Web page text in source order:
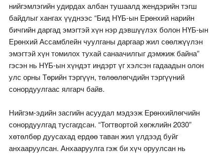
нийгэмлэгийн удирдах албан тушаалд жендэрийн тэгш
байдлыг хангах үүднээс “Бид НҮБ-ын Ерөнхий нарийн
бичгийн даргад эмэгтэй хүн нэр дэвшүүлэх болон НҮБ-ын
Ерөнхий Ассамблейн чуулганы даргаар жил сөөлжүүлэн
эмэгтэй хүн томилох тухай санаачилгыг дэмжиж байна”
гэсэн нь НҮБ-ын хүндэт индэрт үг хэлсэн гадаадын олон
улс орны Төрийн тэргүүн, төлөөлөгчдийн тэргүүний
сонордуулгаас ялгарч байв.
Нийгэм-эдийн засгийн асуудал мэдээж Ерөнхийлөгчийн
сонордуулгад тусгагдсан. “Тогтвортой хөгжлийн 2030”
хөтөлбөр дуусахад ердөө таван жил үлдээд буйг
анхааруулсан. Анхааруулга гэж би хүч оруулсан нь